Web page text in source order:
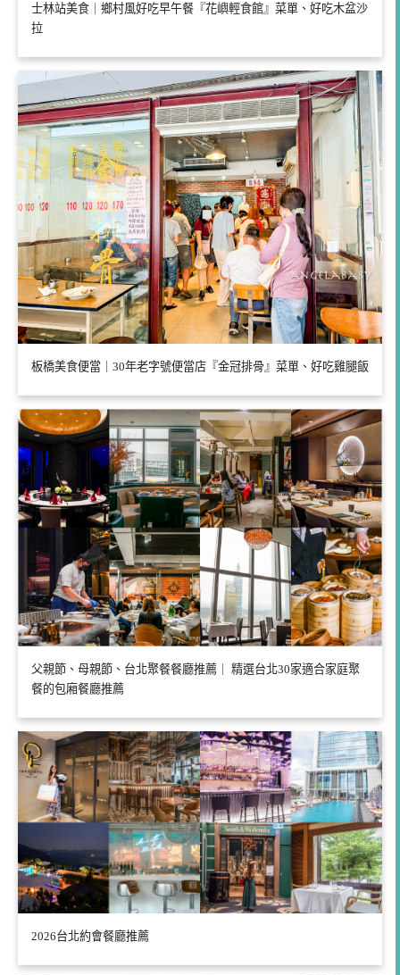
士林站美食｜鄉村風好吃早午餐『花嶼輕食館』菜單、好吃木盆沙
拉
板橋美食便當｜30年老字號便當店『金冠排骨』菜單、好吃雞腿飯
父親節、母親節、台北聚餐餐廳推薦｜ 精選台北30家適合家庭聚
餐的包廂餐廳推薦
2026台北約會餐廳推薦